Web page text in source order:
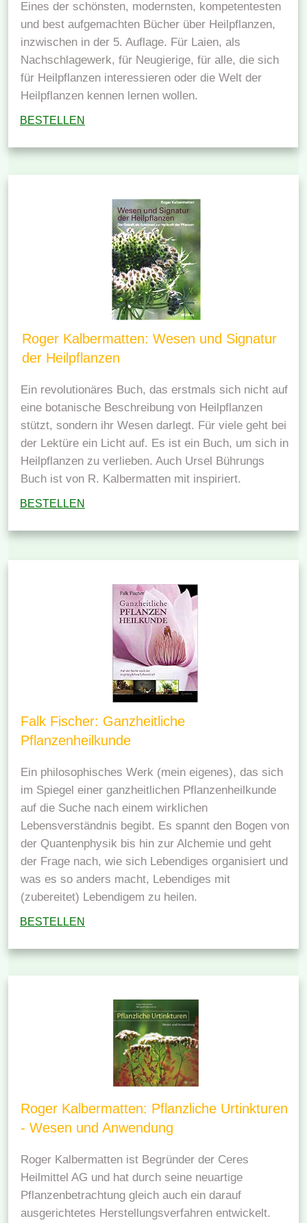
Eines der schönsten, modernsten, kompetentesten
und best aufgemachten Bücher über Heilpflanzen,
inzwischen in der 5. Auflage. Für Laien, als
Nachschlagewerk, für Neugierige, für alle, die sich
für Heilpflanzen interessieren oder die Welt der
Heilpflanzen kennen lernen wollen.
BESTELLEN
Roger Kalbermatten: Wesen und Signatur
der Heilpflanzen
Ein revolutionäres Buch, das erstmals sich nicht auf
eine botanische Beschreibung von Heilpflanzen
stützt, sondern ihr Wesen darlegt. Für viele geht bei
der Lektüre ein Licht auf. Es ist ein Buch, um sich in
Heilpflanzen zu verlieben. Auch Ursel Bührungs
Buch ist von R. Kalbermatten mit inspiriert.
BESTELLEN
Falk Fischer: Ganzheitliche
Pflanzenheilkunde
Ein philosophisches Werk (mein eigenes), das sich
im Spiegel einer ganzheitlichen Pflanzenheilkunde
auf die Suche nach einem wirklichen
Lebensverständnis begibt. Es spannt den Bogen von
der Quantenphysik bis hin zur Alchemie und geht
der Frage nach, wie sich Lebendiges organisiert und
was es so anders macht, Lebendiges mit
(zubereitet) Lebendigem zu heilen.
BESTELLEN
Roger Kalbermatten: Pflanzliche Urtinkturen
- Wesen und Anwendung
Roger Kalbermatten ist Begründer der Ceres
Heilmittel AG und hat durch seine neuartige
Pflanzenbetrachtung gleich auch ein darauf
ausgerichtetes Herstellungsverfahren entwickelt.